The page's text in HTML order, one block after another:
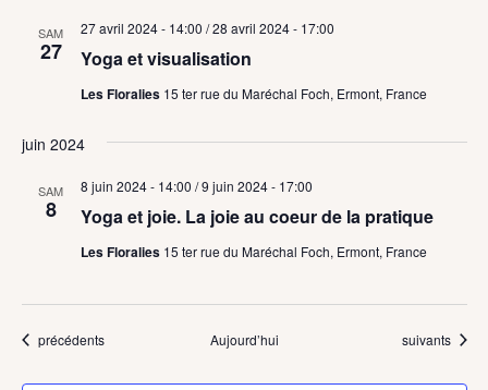
SAM
27 Yoga et visualisation
27 avril 2024 - 14:00 /28 avril 2024 - 17:00
Les Floralies 15 ter rue du Maréchal Foch, Ermont, France
juin 2024
SAM
8 Yoga et joie. La joie au coeur de la pratique
8 juin 2024 - 14:00 /9 juin 2024 - 17:00
Les Floralies 15 ter rue du Maréchal Foch, Ermont, France
Évènements
précédents Aujourd’hui Évènements
suivants